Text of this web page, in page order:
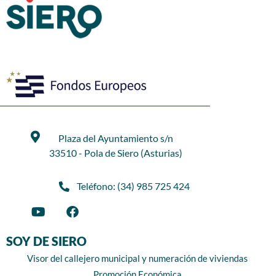
Plaza del Ayuntamiento s/n
33510 - Pola de Siero (Asturias)
Teléfono: (34) 985 725 424
SOY DE SIERO
Visor del callejero municipal y numeración de viviendas